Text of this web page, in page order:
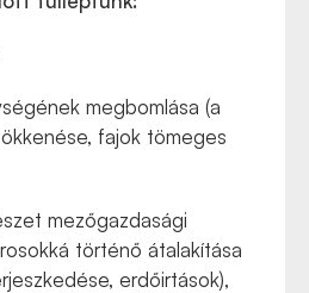
megbomlása (a
fajok tömeges
mezőgazdasági
történő átalakítása
erdőirtások),